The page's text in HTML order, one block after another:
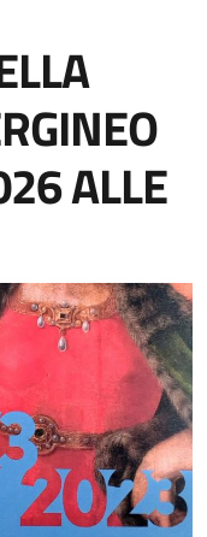
ALLE